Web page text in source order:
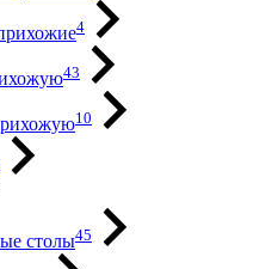
4
43
10
столы45